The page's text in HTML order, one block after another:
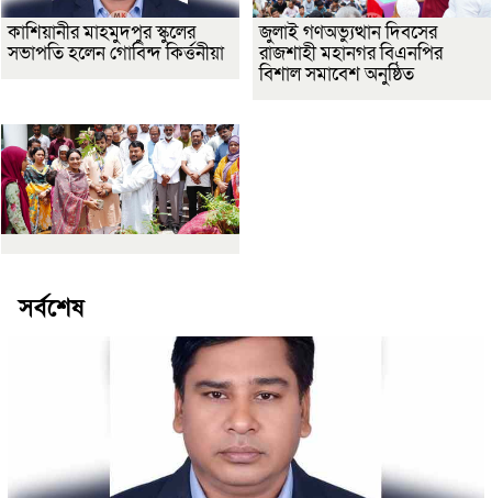
কাশিয়ানীর মাহমুদপুর স্কুলের
সভাপতি হলেন গোবিন্দ কির্ত্তনীয়া
জুলাই গণঅভ্যুত্থান দিবসের
রাজশাহী মহানগর বিএনপির
বিশাল সমাবেশ অনুষ্ঠিত
সর্বশেষ